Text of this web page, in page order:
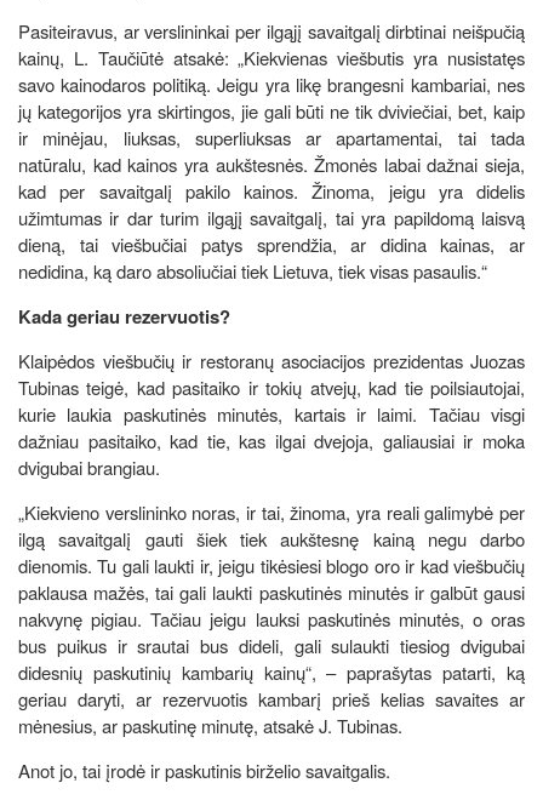
Pasiteiravus, ar verslininkai per ilgąjį savaitgalį dirbtinai neišpučią
kainų, L. Taučiūtė atsakė: „Kiekvienas viešbutis yra nusistatęs
savo kainodaros politiką. Jeigu yra likę brangesni kambariai, nes
jų kategorijos yra skirtingos, jie gali būti ne tik dviviečiai, bet, kaip
ir minėjau, liuksas, superliuksas ar apartamentai, tai tada
natūralu, kad kainos yra aukštesnės. Žmonės labai dažnai sieja,
kad per savaitgalį pakilo kainos. Žinoma, jeigu yra didelis
užimtumas ir dar turim ilgąjį savaitgalį, tai yra papildomą laisvą
dieną, tai viešbučiai patys sprendžia, ar didina kainas, ar
nedidina, ką daro absoliučiai tiek Lietuva, tiek visas pasaulis.“
Kada geriau rezervuotis?
Klaipėdos viešbučių ir restoranų asociacijos prezidentas Juozas
Tubinas teigė, kad pasitaiko ir tokių atvejų, kad tie poilsiautojai,
kurie laukia paskutinės minutės, kartais ir laimi. Tačiau visgi
dažniau pasitaiko, kad tie, kas ilgai dvejoja, galiausiai ir moka
dvigubai brangiau.
„Kiekvieno verslininko noras, ir tai, žinoma, yra reali galimybė per
ilgą savaitgalį gauti šiek tiek aukštesnę kainą negu darbo
dienomis. Tu gali laukti ir, jeigu tikėsiesi blogo oro ir kad viešbučių
paklausa mažės, tai gali laukti paskutinės minutės ir galbūt gausi
nakvynę pigiau. Tačiau jeigu lauksi paskutinės minutės, o oras
bus puikus ir srautai bus dideli, gali sulaukti tiesiog dvigubai
didesnių paskutinių kambarių kainų“, – paprašytas patarti, ką
geriau daryti, ar rezervuotis kambarį prieš kelias savaites ar
mėnesius, ar paskutinę minutę, atsakė J. Tubinas.
Anot jo, tai įrodė ir paskutinis birželio savaitgalis.